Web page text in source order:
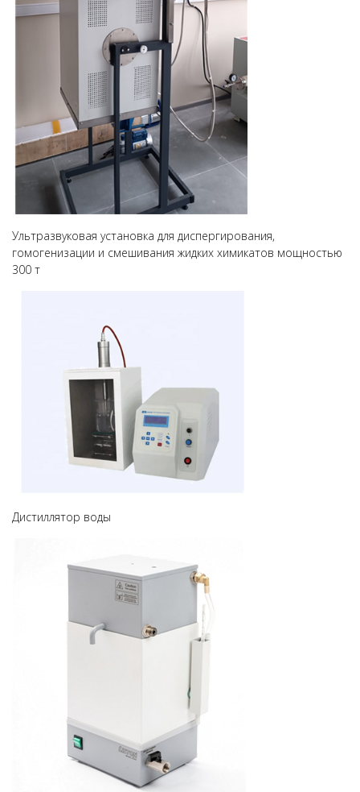
Ультразвуковая установка для диспергирования,
гомогенизации и смешивания жидких химикатов мощностью
300 т
Дистиллятор воды